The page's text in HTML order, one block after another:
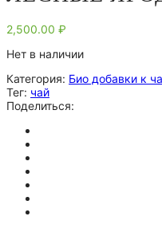
2,500.00 ₽
Нет в наличии
Категория: Био добавки к
Тег: чай
Поделиться: